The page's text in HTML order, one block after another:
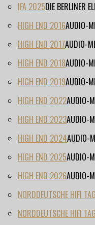
IFA 2025DIE BERLINER
HIGH END 2016AUDIO-
HIGH END 2017AUDIO-
HIGH END 2018AUDIO-
HIGH END 2019AUDIO-
HIGH END 2022AUDIO-
HIGH END 2023AUDIO-
HIGH END 2024AUDIO-
HIGH END 2025AUDIO-
HIGH END 2026AUDIO-
NORDDEUTSCHE HIFI
NORDDEUTSCHE HIFI